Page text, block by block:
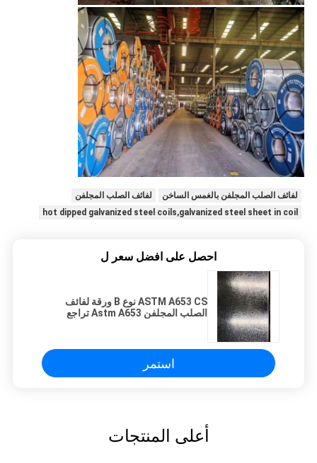
لفائف الصلب المجلفن بالغمس الساخن
لفائف الصلب المجلفن
hot dipped galvanized steel coils,galvanized steel sheet in coil
احصل على افضل سعر ل
ASTM A653 CS نوع B ورقة لفائف
الصلب المجلفن Astm A653 تراجع
استمر
أعلى المنتجات